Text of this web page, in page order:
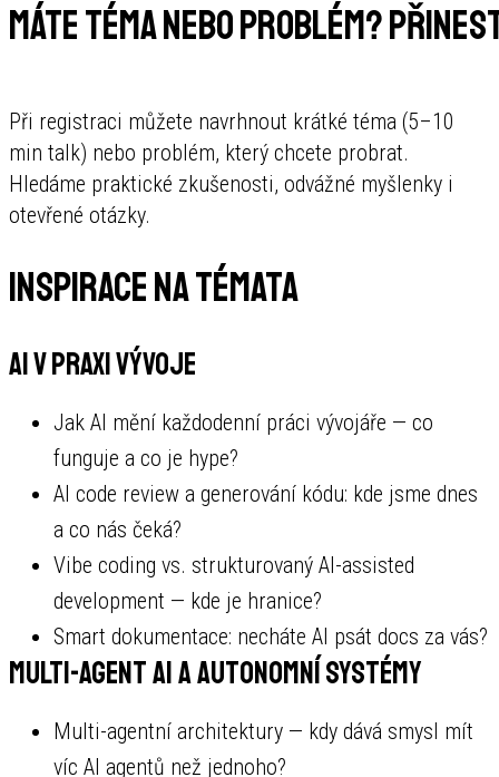
Máte téma nebo problém?
Při registraci můžete navrhnout krátké téma (5–10
min talk) nebo problém, který chcete probrat.
Hledáme praktické zkušenosti, odvážné myšlenky i
otevřené otázky.
Inspirace na témata
AI v praxi vývoje
Jak AI mění každodenní práci vývojáře — co
funguje a co je hype?
AI code review a generování kódu: kde jsme dnes
a co nás čeká?
Vibe coding vs. strukturovaný AI-assisted
development — kde je hranice?
Smart dokumentace: necháte AI psát docs za vás?
Multi-agent AI a autonomní systémy
Multi-agentní architektury — kdy dává smysl mít
víc AI agentů než jednoho?